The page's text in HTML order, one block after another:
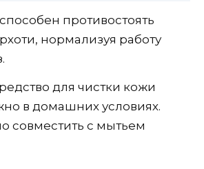
противостоять
нормализуя работу
для чистки кожи
в домашних условиях.
совместить с мытьем